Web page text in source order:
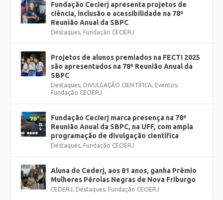
Fundação Cecierj apresenta projetos de
ciência, inclusão e acessibilidade na 78ª
Reunião Anual da SBPC
Destaques, Fundação CECIERJ
Projetos de alunos premiados na FECTI 2025
são apresentados na 78ª Reunião Anual da
SBPC
Destaques, DIVULGAÇÃO CIENTÍFICA, Eventos,
Fundação CECIERJ
Fundação Cecierj marca presença na 78ª
Reunião Anual da SBPC, na UFF, com ampla
programação de divulgação científica
Destaques, Fundação CECIERJ
Aluna do Cederj, aos 81 anos, ganha Prêmio
Mulheres Pérolas Negras de Nova Friburgo
CEDERJ, Destaques, Fundação CECIERJ